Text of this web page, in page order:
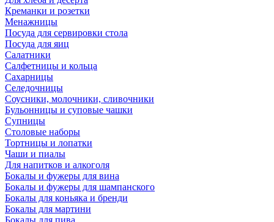
Креманки и розетки
Менажницы
Посуда для сервировки стола
Посуда для яиц
Салатники
Салфетницы и кольца
Сахарницы
Селедочницы
Соусники, молочники, сливочники
Бульонницы и суповые чашки
Супницы
Столовые наборы
Тортницы и лопатки
Чаши и пиалы
Для напитков и алкоголя
Бокалы и фужеры для вина
Бокалы и фужеры для шампанского
Бокалы для коньяка и бренди
Бокалы для мартини